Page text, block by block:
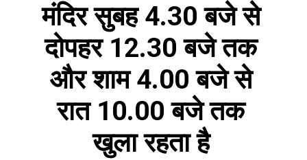
मंदिर सुबह 4.30 बजे से
दोपहर 12.30 बजे तक
और शाम 4.00 बजे से
रात 10.00 बजे तक
खुला रहता है